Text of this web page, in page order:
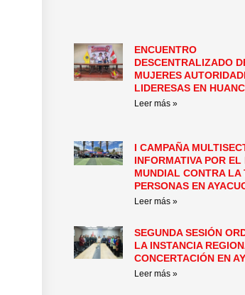
ENCUENTRO
DESCENTRALIZADO
MUJERES
LIDERESAS EN
Leer más »
I CAMPAÑA
INFORMATIVA POR EL
MUNDIAL CONTRA LA
PERSONAS EN
Leer más »
SEGUNDA SESIÓN
LA INSTANCIA
CONCERTACIÓN EN
Leer más »